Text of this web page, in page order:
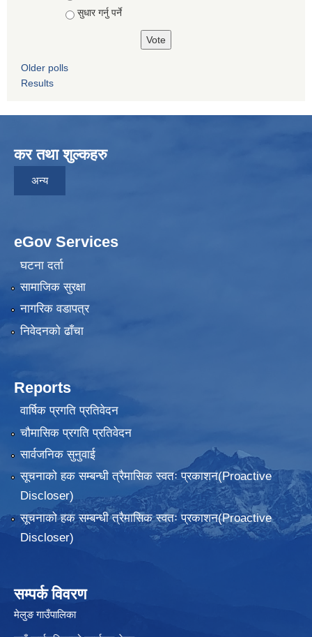
सुधार गर्नु पर्ने
Older polls
Results
कर तथा शुल्कहरु
अन्य
eGov Services
घटना दर्ता
सामाजिक सुरक्षा
नागरिक वडापत्र
निवेदनकाे ढाँचा
Reports
वार्षिक प्रगति प्रतिवेदन
चौमासिक प्रगति प्रतिवेदन
सार्वजनिक सुनुवाई
सूचनाको हक सम्बन्धी त्रैमासिक स्वतः प्रकाशन(Proactive
Discloser)
सूचनाको हक सम्बन्धी त्रैमासिक स्वतः प्रकाशन(Proactive
Discloser)
सम्पर्क विवरण
मेलुङ गाउँपालिका